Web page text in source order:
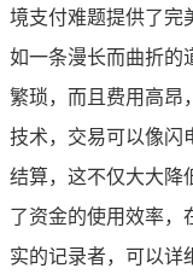
境支付难题提供了完
如一条漫长而曲折的
繁琐，而且费用高昂
技术，交易可以像闪
结算，这不仅大大降
了资金的使用效率，
实的记录者，可以详